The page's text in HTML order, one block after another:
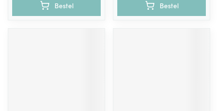
Bestel Bestel